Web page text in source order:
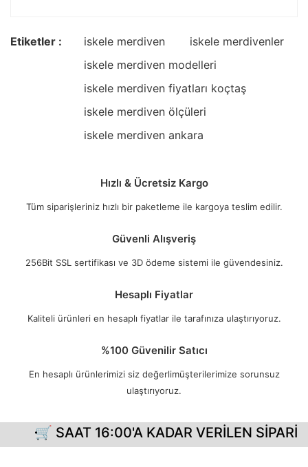
Etiketler : iskele merdiven
iskele merdivenler
iskele merdiven modelleri
iskele merdiven fiyatları koçtaş
iskele merdiven ölçüleri
iskele merdiven ankara
Hızlı & Ücretsiz Kargo
Tüm siparişleriniz hızlı bir paketleme ile kargoya teslim edilir.
Güvenli Alışveriş
256Bit SSL sertifikası ve 3D ödeme sistemi ile güvendesiniz.
Hesaplı Fiyatlar
Kaliteli ürünleri en hesaplı fiyatlar ile tarafınıza ulaştırıyoruz.
%100 Güvenilir Satıcı
En hesaplı ürünlerimizi siz değerlimüşterilerimize sorunsuz
ulaştırıyoruz.
🛒 SAAT 16:00'A KADAR VERİLEN